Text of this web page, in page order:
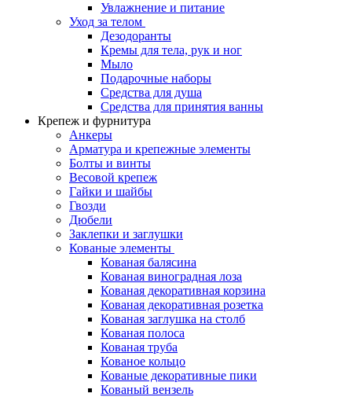
Увлажнение и питание
Уход за телом
Дезодоранты
Кремы для тела, рук и ног
Мыло
Подарочные наборы
Средства для душа
Средства для принятия ванны
Крепеж и фурнитура
Анкеры
Арматура и крепежные элементы
Болты и винты
Весовой крепеж
Гайки и шайбы
Гвозди
Дюбели
Заклепки и заглушки
Кованые элементы
Кованая балясина
Кованая виноградная лоза
Кованая декоративная корзина
Кованая декоративная розетка
Кованая заглушка на столб
Кованая полоса
Кованая труба
Кованое кольцо
Кованые декоративные пики
Кованый вензель